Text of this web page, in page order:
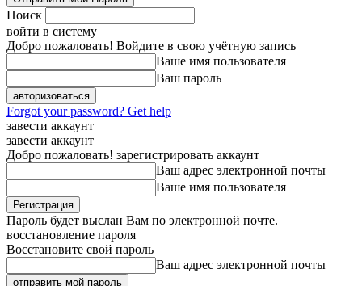
Поиск
войти в систему
Добро пожаловать! Войдите в свою учётную запись
Ваше имя пользователя
Ваш пароль
Forgot your password? Get help
завести аккаунт
завести аккаунт
Добро пожаловать! зарегистрировать аккаунт
Ваш адрес электронной почты
Ваше имя пользователя
Пароль будет выслан Вам по электронной почте.
восстановление пароля
Восстановите свой пароль
Ваш адрес электронной почты